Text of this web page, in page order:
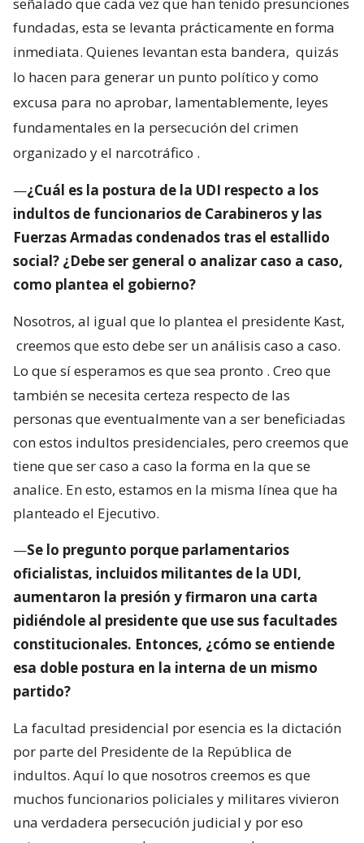
señalado que cada vez que han tenido presunciones
fundadas, esta se levanta prácticamente en forma
inmediata. Quienes levantan esta bandera, quizás
lo hacen para generar un punto político y como
excusa para no aprobar, lamentablemente, leyes
fundamentales en la persecución del crimen
organizado y el narcotráfico .
—¿Cuál es la postura de la UDI respecto a los
indultos de funcionarios de Carabineros y las
Fuerzas Armadas condenados tras el estallido
social? ¿Debe ser general o analizar caso a caso,
como plantea el gobierno?
Nosotros, al igual que lo plantea el presidente Kast,
creemos que esto debe ser un análisis caso a caso.
Lo que sí esperamos es que sea pronto . Creo que
también se necesita certeza respecto de las
personas que eventualmente van a ser beneficiadas
con estos indultos presidenciales, pero creemos que
tiene que ser caso a caso la forma en la que se
analice. En esto, estamos en la misma línea que ha
planteado el Ejecutivo.
—Se lo pregunto porque parlamentarios
oficialistas, incluidos militantes de la UDI,
aumentaron la presión y firmaron una carta
pidiéndole al presidente que use sus facultades
constitucionales. Entonces, ¿cómo se entiende
esa doble postura en la interna de un mismo
partido?
La facultad presidencial por esencia es la dictación
por parte del Presidente de la República de
indultos. Aquí lo que nosotros creemos es que
muchos funcionarios policiales y militares vivieron
una verdadera persecución judicial y por eso